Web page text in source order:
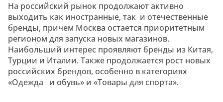
На российский рынок продолжают активно
выходить как иностранные, так и отечественные
бренды, причем Москва остается приоритетным
регионом для запуска новых магазинов.
Наибольший интерес проявляют бренды из Китая,
Турции и Италии. Также продолжается рост новых
российских брендов, особенно в категориях
«Одежда и обувь» и «Товары для спорта».